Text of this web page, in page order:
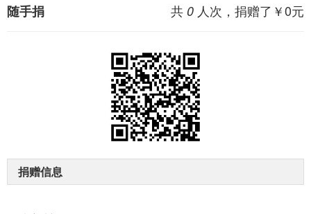
共 0 人次，捐赠了￥0元
随手捐
捐赠信息